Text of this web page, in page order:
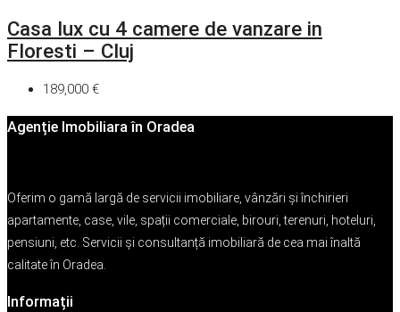
Casa lux cu 4 camere de vanzare in
Floresti – Cluj
189,000 €
Agenție Imobiliara în Oradea
Oferim o gamă largă de servicii imobiliare, vânzări și închirieri
apartamente, case, vile, spații comerciale, birouri, terenuri, hoteluri,
pensiuni, etc. Servicii și consultanță imobiliară de cea mai înaltă
calitate în Oradea.
Informații